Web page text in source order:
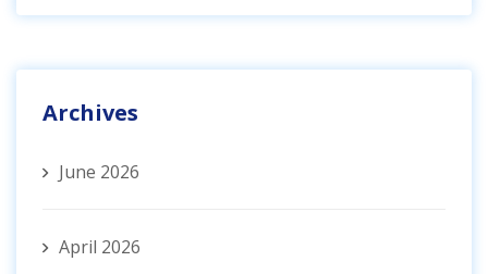
Archives
June 2026
April 2026